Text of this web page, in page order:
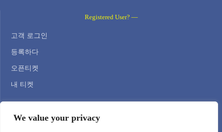
We value your privacy
Registered User? —
고객 로그인
등록하다
오픈티켓
내 티켓